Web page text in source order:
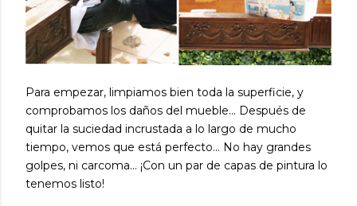
Para empezar, limpiamos bien toda la superficie, y
comprobamos los daños del mueble... Después de
quitar la suciedad incrustada a lo largo de mucho
tiempo, vemos que está perfecto... No hay grandes
golpes, ni carcoma... ¡Con un par de capas de pintura lo
tenemos listo!